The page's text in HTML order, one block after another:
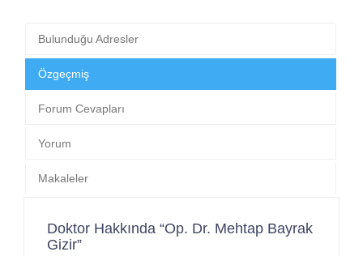
Bulunduğu Adresler
Özgeçmiş
Forum Cevapları
Yorum
Makaleler
Doktor Hakkında “Op. Dr. Mehtap Bayrak
Gizir”